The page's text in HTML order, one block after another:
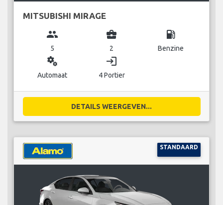
MITSUBISHI MIRAGE
group
5
business_center
2
local_gas_station
Benzine
miscellaneous_services
Automaat
login
4 Portier
DETAILS WEERGEVEN...
STANDAARD